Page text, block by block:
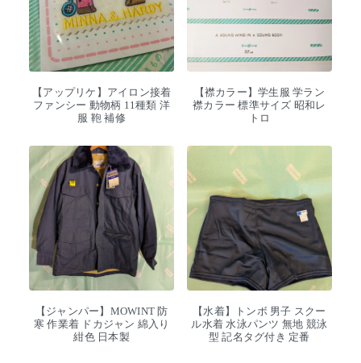
【アップリケ】アイロン接着
ファンシー 動物柄 11種類 洋
服 鞄 補修
【襟カラー】学生服 学ラン
襟カラー 標準サイズ 昭和レ
トロ
【ジャンパー】MOWINT 防
寒 作業着 ドカジャン 綿入り
紺色 日本製
【水着】トンボ 男子 スクー
ル水着 水泳パンツ 無地 競泳
型 記名タグ付き 定番